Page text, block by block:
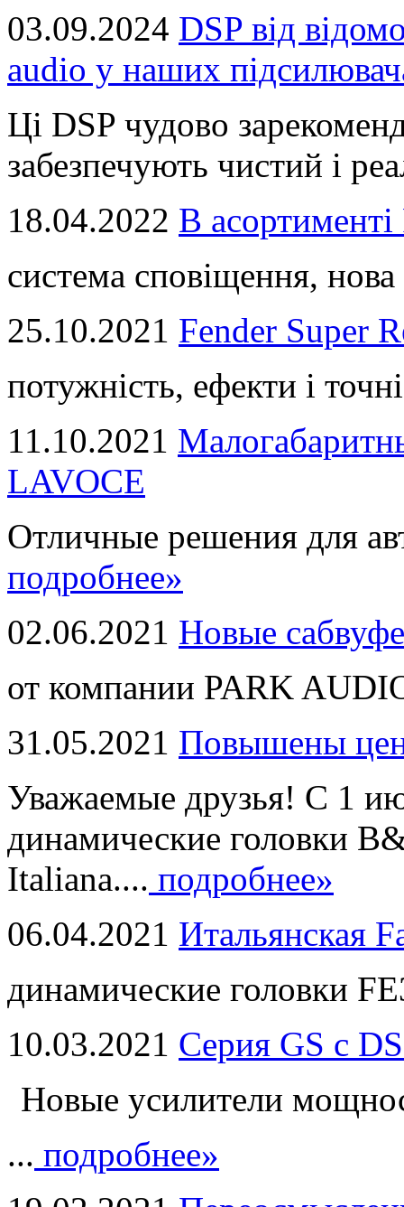
03.09.2024 DSP від
audio у наших
Ці DSP чудово
забезпечують чистий і
18.04.2022 В
система сповіщення,
25.10.2021 Fender Super
потужність, ефекти і
11.10.2021
LAVOCE
Отличные решения для
подробнее»
02.06.2021 Новые
от компании PARK
31.05.2021 Повышены
Уважаемые друзья! С 1
динамические головки
Italiana.... подробнее»
06.04.2021 Итальянская
динамические головки
10.03.2021 Серия GS с
Новые усилители
... подробнее»